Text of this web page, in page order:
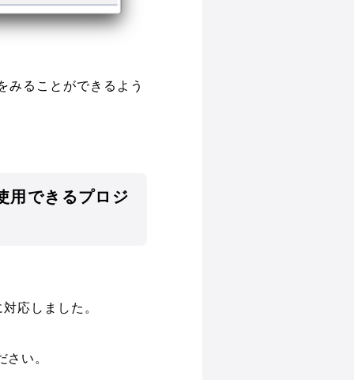
みることができるよう
用できるプロジ
対応しました。
い。